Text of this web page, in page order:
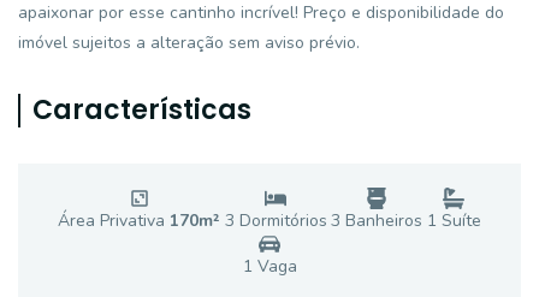
apaixonar por esse cantinho incrível! Preço e disponibilidade do
imóvel sujeitos a alteração sem aviso prévio.
Características
Área Privativa 170m² 3 Dormitórios 3 Banheiros 1 Suíte
1 Vaga